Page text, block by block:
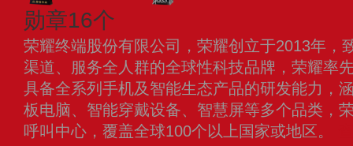
勋章16个
荣耀终端股份有限公司，荣耀创立于2013年，
渠道、服务全人群的全球性科技品牌，荣耀率
具备全系列手机及智能生态产品的研发能力，
板电脑、智能穿戴设备、智慧屏等多个品类，
呼叫中心，覆盖全球100个以上国家或地区。